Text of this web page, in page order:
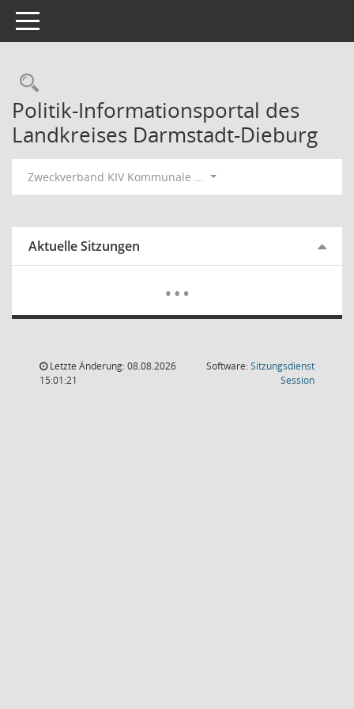
Toggle navigation
Rechercheauswahl
Politik-Informationsportal des
Landkreises Darmstadt-Dieburg
Zweckverband KIV Kommunale ...
Aktuelle Sitzungen
…Mehr
Letzte Änderung: 08.08.2026
15:01:21
Software:Sitzungsdienst
Session(Wird in